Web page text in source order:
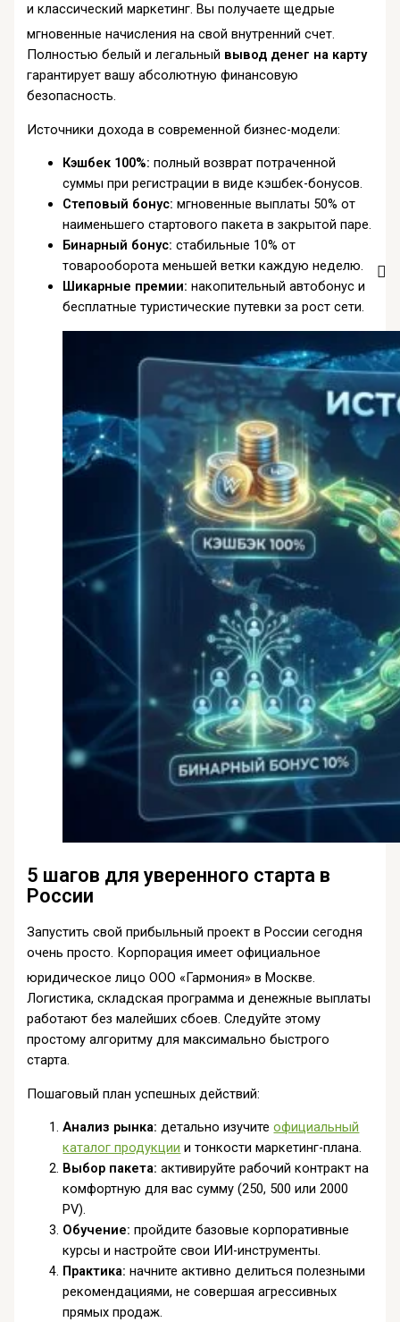
и классический маркетинг. Вы получаете щедрые
мгновенные начисления на свой внутренний счет.
Полностью белый и легальный вывод денег на карту
гарантирует вашу абсолютную финансовую
безопасность.
Источники дохода в современной бизнес-модели:
Кэшбек 100%: полный возврат потраченной
суммы при регистрации в виде кэшбек-бонусов.
Степовый бонус: мгновенные выплаты 50% от
наименьшего стартового пакета в закрытой паре.
Бинарный бонус: стабильные 10% от
товарооборота меньшей ветки каждую неделю.
Шикарные премии: накопительный автобонус и
бесплатные туристические путевки за рост сети.
5 шагов для уверенного старта в
России
Запустить свой прибыльный проект в России сегодня
очень просто. Корпорация имеет официальное
юридическое лицо ООО «Гармония» в Москве.
Логистика, складская программа и денежные выплаты
работают без малейших сбоев. Следуйте этому
простому алгоритму для максимально быстрого
старта.
Пошаговый план успешных действий:
Анализ рынка: детально изучитеофициальный
каталог продукции и тонкости маркетинг-плана.
Выбор пакета: активируйте рабочий контракт на
комфортную для вас сумму (250, 500 или 2000
PV).
Обучение: пройдите базовые корпоративные
курсы и настройте свои ИИ-инструменты.
Практика: начните активно делиться полезными
рекомендациями, не совершая агрессивных
прямых продаж.